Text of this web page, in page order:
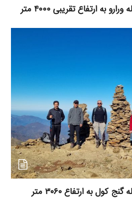
به ارتفاع تقریبی ۴۰۰۰ متر
کول به ارتفاع ۳۰۶۰ متر